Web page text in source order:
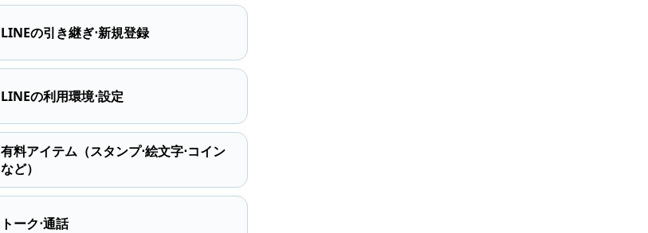
LINEの引き継ぎ⋅新規登録
LINEの利用環境⋅設定
有料アイテム（スタンプ⋅絵文字⋅コイン
など）
トーク⋅通話